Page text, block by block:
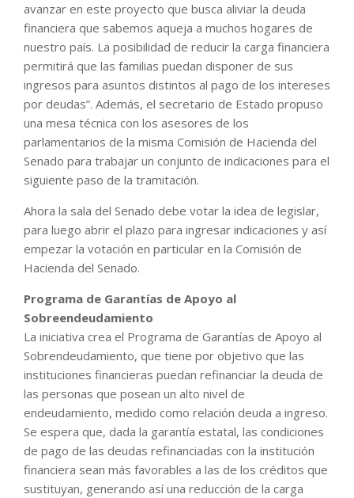
avanzar en este proyecto que busca aliviar la deuda
financiera que sabemos aqueja a muchos hogares de
nuestro país. La posibilidad de reducir la carga financiera
permitirá que las familias puedan disponer de sus
ingresos para asuntos distintos al pago de los intereses
por deudas”. Además, el secretario de Estado propuso
una mesa técnica con los asesores de los
parlamentarios de la misma Comisión de Hacienda del
Senado para trabajar un conjunto de indicaciones para el
siguiente paso de la tramitación.
Ahora la sala del Senado debe votar la idea de legislar,
para luego abrir el plazo para ingresar indicaciones y así
empezar la votación en particular en la Comisión de
Hacienda del Senado.
Programa de Garantías de Apoyo al
Sobreendeudamiento
La iniciativa crea el Programa de Garantías de Apoyo al
Sobrendeudamiento, que tiene por objetivo que las
instituciones financieras puedan refinanciar la deuda de
las personas que posean un alto nivel de
endeudamiento, medido como relación deuda a ingreso.
Se espera que, dada la garantía estatal, las condiciones
de pago de las deudas refinanciadas con la institución
financiera sean más favorables a las de los créditos que
sustituyan, generando así una reducción de la carga